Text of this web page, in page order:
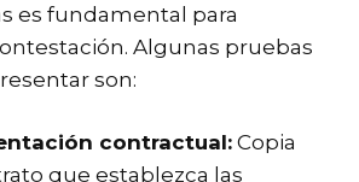
es fundamental para
Algunas pruebas
son:
contractual: Copia
que establezca las